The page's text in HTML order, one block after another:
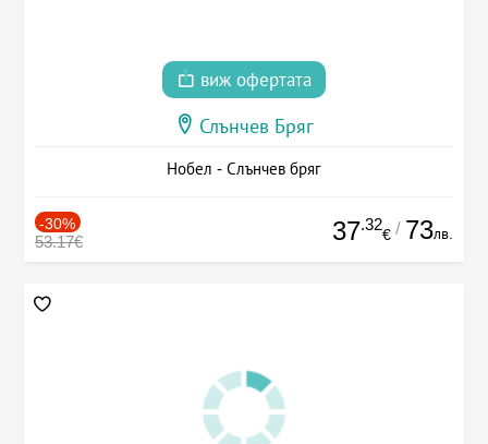
виж офертата
Слънчев Бряг
Нобел - Слънчев бряг
-30%
53.17€ 37.32
€ / 73лв.